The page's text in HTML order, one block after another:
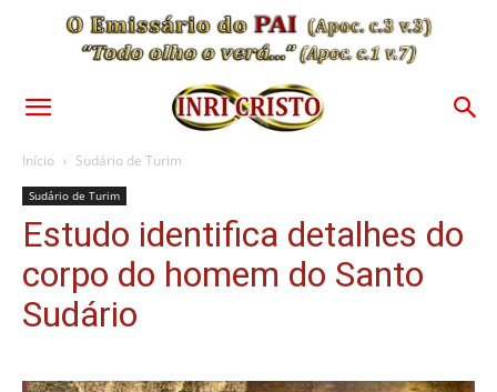
Início Sudário de Turim
Sudário de Turim
Estudo identifica detalhes do
corpo do homem do Santo
Sudário